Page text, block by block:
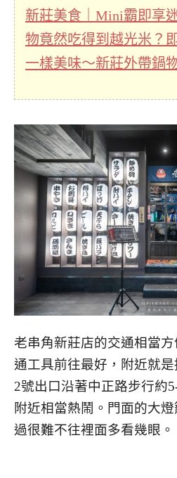
新莊美食｜Mini霸即享
物竟然吃得到越光米？
一樣美味～新莊外帶鍋
老串角新莊店的交通相當
通工具前往最好，附近就
2號出口沿著中正路步行約
附近相當熱鬧。門面的大
過很難不往裡面多看幾眼。